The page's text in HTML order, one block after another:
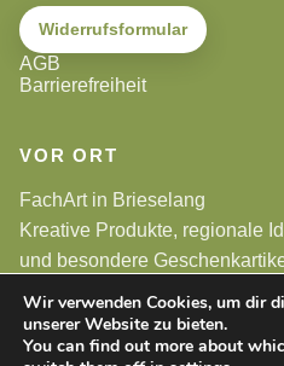
Widerrufsformular
AGB
Barrierefreiheit
VOR ORT
FachArt in Brieselang
Kreative Produkte, regionale
und besondere
Alle Preise sind Endpreise.
Umsatzsteuer berechnet.
Wir verwenden Cookies, um dir
unserer Website zu bieten.
You can find out more about